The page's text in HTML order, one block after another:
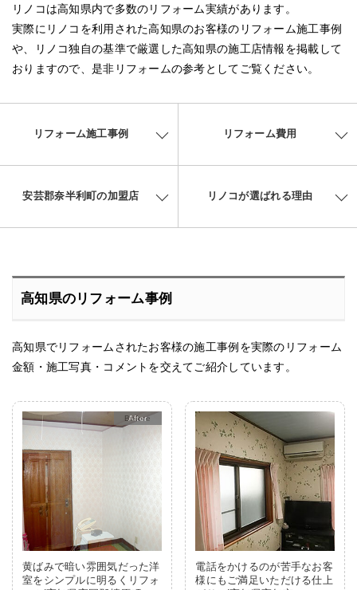
リノコは高知県内で多数のリフォーム実績があります。
実際にリノコを利用された高知県のお客様のリフォーム施工事例
や、リノコ独自の基準で厳選した高知県の施工店情報を掲載して
おりますので、是非リフォームの参考としてご覧ください。
リフォーム施工事例 リフォーム費用
安芸郡奈半利町の加盟店 リノコが選ばれる理由
高知県のリフォーム事例
高知県でリフォームされたお客様の施工事例を実際のリフォーム
金額・施工写真・コメントを交えてご紹介しています。
After
黄ばみで暗い雰囲気だった洋
室をシンプルに明るくリフォ
電話をかけるのが苦手なお客
様にもご満足いただける仕上